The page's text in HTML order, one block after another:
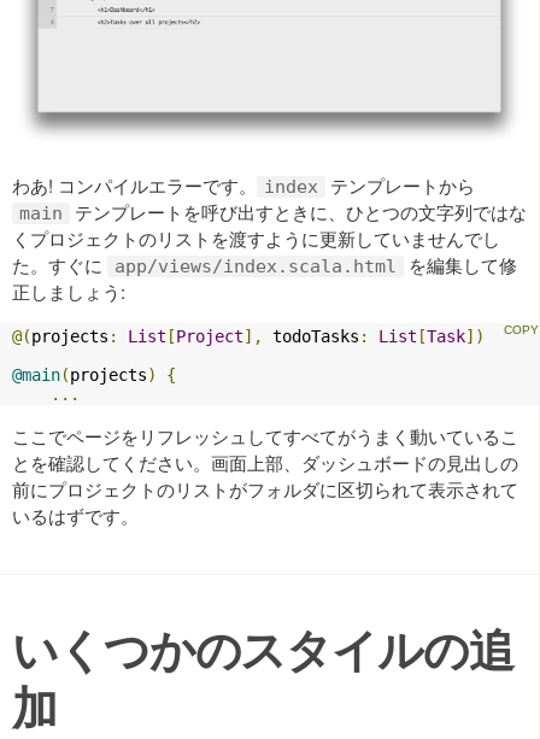
わあ! コンパイルエラーです。 index テンプレートから
main
テンプレートを呼び出すときに、ひとつの文字列ではな
くプロジェクトのリストを渡すように更新していませんでし
た。すぐに
app/views/index.scala.html
を編集して修
正しましょう:
@(projects : List [Project], todoTasks : List [Task])
@main(projects)
{
...
ここでページをリフレッシュしてすべてがうまく動いているこ
とを確認してください。画面上部、ダッシュボードの見出しの
前にプロジェクトのリストがフォルダに区切られて表示されて
いるはずです。
いくつかのスタイルの追
加